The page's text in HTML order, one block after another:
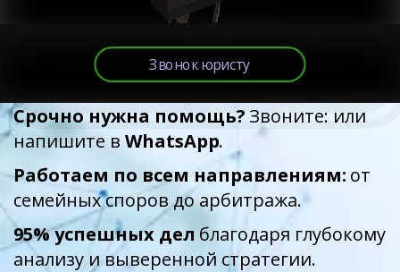
Звонок юристу
Срочно нужна помощь? Звоните: или
напишите в WhatsApp.
Работаем по всем направлениям: от
семейных споров до арбитража.
95% успешных дел благодаря глубокому
анализу и выверенной стратегии.